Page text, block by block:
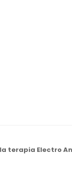
terapia Electro